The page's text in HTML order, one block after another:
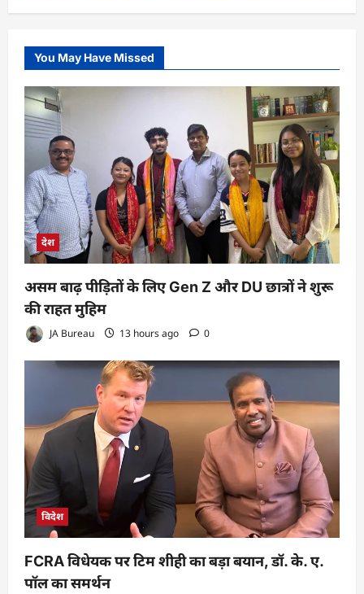
You May Have Missed
देश
असम बाढ़ पीड़ितों के लिए Gen Z और DU छात्रों ने शुरू
की राहत मुहिम
JA Bureau 13 hours ago 0
विदेश
FCRA विधेयक पर टिम शीही का बड़ा बयान, डॉ. के. ए.
पॉल का समर्थन